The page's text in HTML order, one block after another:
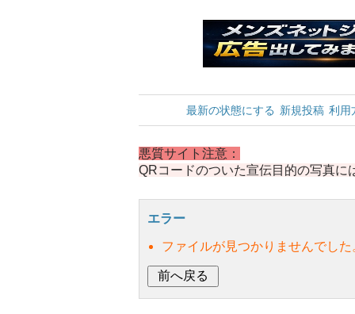
最新の状態にする 新規投稿 利用
悪質サイト注意：
QRコードのついた宣伝目的の写真に
エラー
ファイルが見つかりませんでした